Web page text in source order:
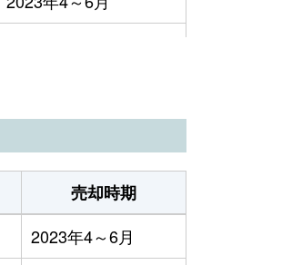
2023年4～6月
2023年4～6月
売却時期
2023年4～6月